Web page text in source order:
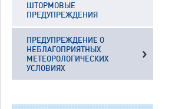
ШТОРМОВЫЕ
ПРЕДУПРЕЖДЕНИЯ
ПРЕДУПРЕЖДЕНИЕ О
НЕБЛАГОПРИЯТНЫХ
МЕТЕОРОЛОГИЧЕСКИХ
УСЛОВИЯХ